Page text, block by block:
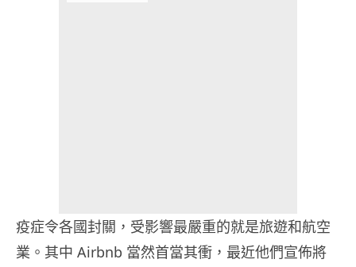
疫症令各國封關，受影響最嚴重的就是旅遊和航空
業。其中 Airbnb 當然首當其衝，最近他們宣佈將